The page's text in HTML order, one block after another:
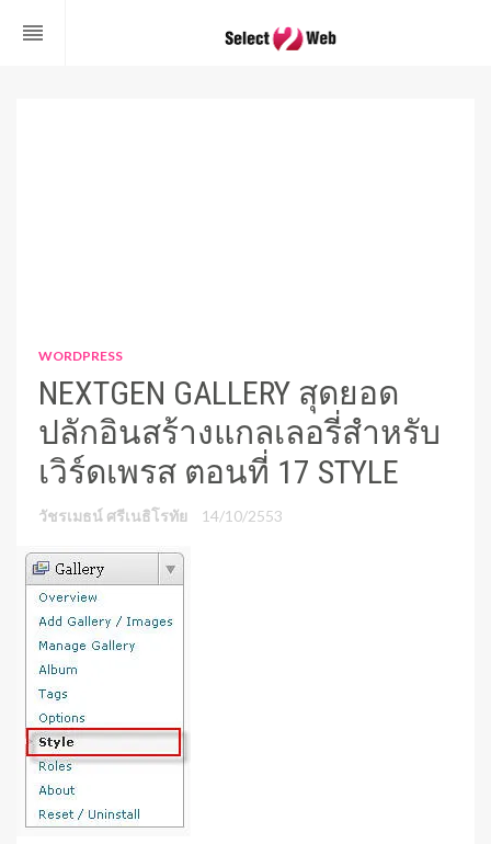
reorder
WORDPRESS
NEXTGEN GALLERY สุดยอด
ปลักอินสร้างแกลเลอรี่สำหรับ
เวิร์ดเพรส ตอนที่ 17 STYLE
วัชรเมธน์ ศรีเนธิโรทัย 14/10/2553